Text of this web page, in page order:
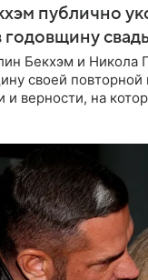
публично
годовщину
Бекхэм и Никола
своей
и верности, на